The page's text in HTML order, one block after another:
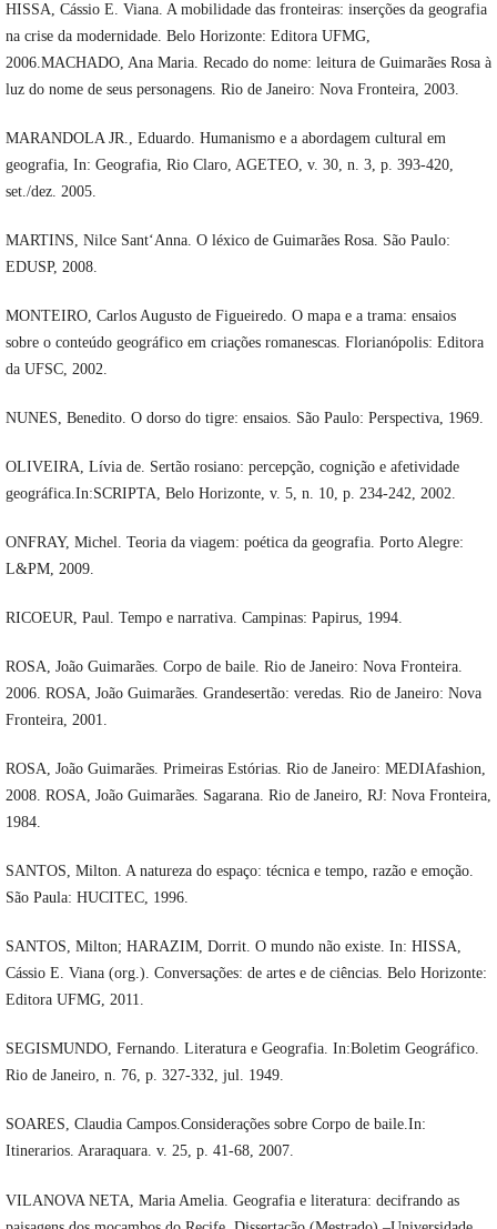
HISSA, Cássio E. Viana. A mobilidade das fronteiras: inserções da geografia
na crise da modernidade. Belo Horizonte: Editora UFMG,
2006.MACHADO, Ana Maria. Recado do nome: leitura de Guimarães Rosa à
luz do nome de seus personagens. Rio de Janeiro: Nova Fronteira, 2003.
MARANDOLA JR., Eduardo. Humanismo e a abordagem cultural em
geografia, In: Geografia, Rio Claro, AGETEO, v. 30, n. 3, p. 393-420,
set./dez. 2005.
MARTINS, Nilce Sant‘Anna. O léxico de Guimarães Rosa. São Paulo:
EDUSP, 2008.
MONTEIRO, Carlos Augusto de Figueiredo. O mapa e a trama: ensaios
sobre o conteúdo geográfico em criações romanescas. Florianópolis: Editora
da UFSC, 2002.
NUNES, Benedito. O dorso do tigre: ensaios. São Paulo: Perspectiva, 1969.
OLIVEIRA, Lívia de. Sertão rosiano: percepção, cognição e afetividade
geográfica.In:SCRIPTA, Belo Horizonte, v. 5, n. 10, p. 234-242, 2002.
ONFRAY, Michel. Teoria da viagem: poética da geografia. Porto Alegre:
L&PM, 2009.
RICOEUR, Paul. Tempo e narrativa. Campinas: Papirus, 1994.
ROSA, João Guimarães. Corpo de baile. Rio de Janeiro: Nova Fronteira.
2006. ROSA, João Guimarães. Grandesertão: veredas. Rio de Janeiro: Nova
Fronteira, 2001.
ROSA, João Guimarães. Primeiras Estórias. Rio de Janeiro: MEDIAfashion,
2008. ROSA, João Guimarães. Sagarana. Rio de Janeiro, RJ: Nova Fronteira,
1984.
SANTOS, Milton. A natureza do espaço: técnica e tempo, razão e emoção.
São Paula: HUCITEC, 1996.
SANTOS, Milton; HARAZIM, Dorrit. O mundo não existe. In: HISSA,
Cássio E. Viana (org.). Conversações: de artes e de ciências. Belo Horizonte:
Editora UFMG, 2011.
SEGISMUNDO, Fernando. Literatura e Geografia. In:Boletim Geográfico.
Rio de Janeiro, n. 76, p. 327-332, jul. 1949.
SOARES, Claudia Campos.Considerações sobre Corpo de baile.In:
Itinerarios. Araraquara. v. 25, p. 41-68, 2007.
VILANOVA NETA, Maria Amelia. Geografia e literatura: decifrando as